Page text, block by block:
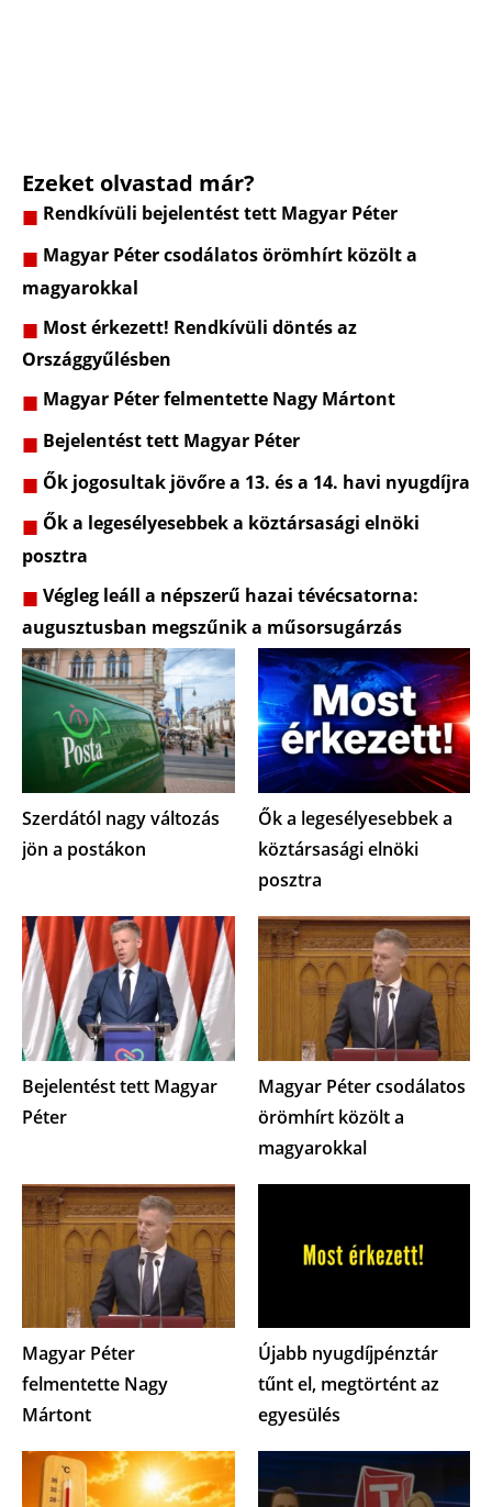
Ezeket olvastad már?
Rendkívüli bejelentést tett Magyar Péter
Magyar Péter csodálatos örömhírt közölt a
magyarokkal
Most érkezett! Rendkívüli döntés az
Országgyűlésben
Magyar Péter felmentette Nagy Mártont
Bejelentést tett Magyar Péter
Ők jogosultak jövőre a 13. és a 14. havi nyugdíjra
Ők a legesélyesebbek a köztársasági elnöki
posztra
Végleg leáll a népszerű hazai tévécsatorna:
augusztusban megszűnik a műsorsugárzás
Szerdától nagy változás
jön a postákon
Ők a legesélyesebbek a
köztársasági elnöki
posztra
Bejelentést tett Magyar
Péter
Magyar Péter csodálatos
örömhírt közölt a
magyarokkal
Magyar Péter
felmentette Nagy
Mártont
Újabb nyugdíjpénztár
tűnt el, megtörtént az
egyesülés